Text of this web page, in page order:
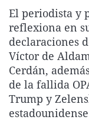
El periodista y
reflexiona en
declaraciones
Víctor de
Cerdán,
de la fallida
Trump y